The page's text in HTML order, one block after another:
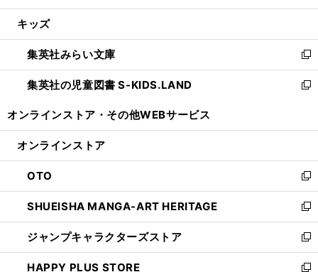
開
ウ
開
く
ン
ウ
で
開
く
ウ
ン
ド
ウ
で
し
ウ
ィ
ン
ド
開
キッズ
集英社みらい文庫
新
し
い
ン
ウ
で
開
く
集英社の児童図書 S-KIDS.LAND
新
ウ
ン
ド
ウ
で
開
く
オンラインストア・ その他WEBサービス
オンラインストア
OTO
新
し
い
ウ
ィ
ン
ド
SHUEISHA MANGA-ART HERITAGE
新
し
い
ウ
ィ
ジャンプキャラクターズストア
新
し
HAPPY PLUS STORE